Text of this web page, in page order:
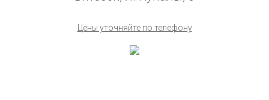
Цены уточняйте по телефону